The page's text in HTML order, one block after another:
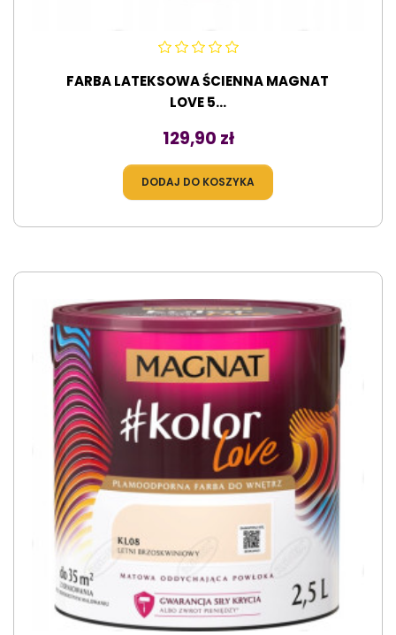
FARBA LATEKSOWA ŚCIENNA MAGNAT
LOVE 5...
Cena
129,90 zł
DODAJ DO KOSZYKA